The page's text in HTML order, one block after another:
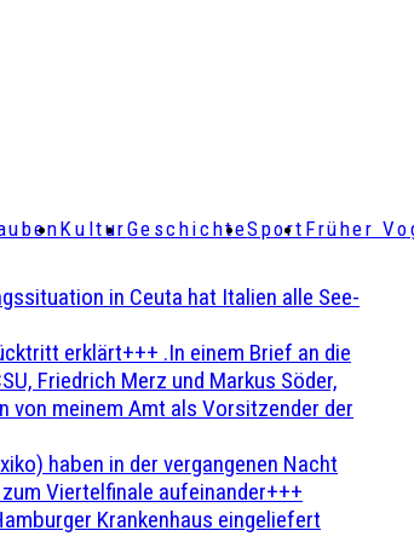
KulturGeschichteSport Früher
in Ceuta hat Italien alle See-
erklärt+++ .In einem Brief an die
Friedrich Merz und Markus Söder,
von meinem Amt als Vorsitzender der
haben in der vergangenen Nacht
Viertelfinale aufeinander+++
Krankenhaus eingeliefert